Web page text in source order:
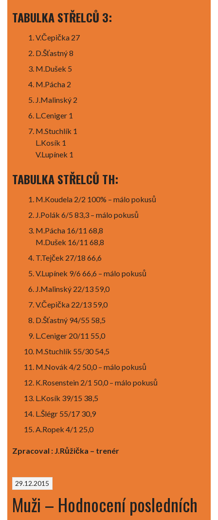
TABULKA STŘELCŮ 3:
V.Čepička 27
D.Šťastný 8
M.Dušek 5
M.Pácha 2
J.Malinský 2
L.Ceniger 1
M.Stuchlík 1
L.Kosík 1
V.Lupínek 1
TABULKA STŘELCŮ TH:
M.Koudela 2/2 100% – málo pokusů
J.Polák 6/5 83,3 – málo pokusů
M.Pácha 16/11 68,8
M.Dušek 16/11 68,8
T.Tejček 27/18 66,6
V.Lupínek 9/6 66,6 – málo pokusů
J.Malinský 22/13 59,0
V.Čepička 22/13 59,0
D.Šťastný 94/55 58,5
L.Ceniger 20/11 55,0
M.Stuchlík 55/30 54,5
M.Novák 4/2 50,0 – málo pokusů
K.Rosenstein 2/1 50,0 – málo pokusů
L.Kosík 39/15 38,5
L.Šlégr 55/17 30,9
A.Ropek 4/1 25,0
Zpracoval : J.Růžička – trenér
29.12.2015
Muži – Hodnocení posledních